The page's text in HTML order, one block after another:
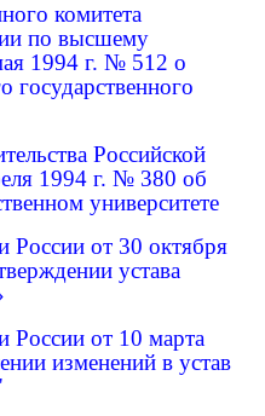
комитета
по высшему
1994 г. № 512 о
государственного
Российской
1994 г. № 380 об
университете
от 30 октября
устава
России от 10 марта
изменений в устав